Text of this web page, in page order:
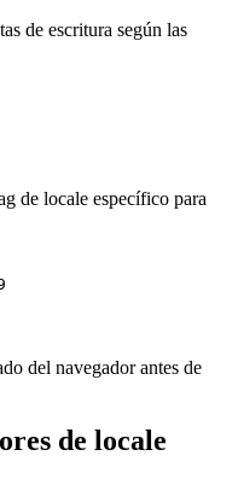
de escritura según las
de locale específico para
del navegador antes de
de locale